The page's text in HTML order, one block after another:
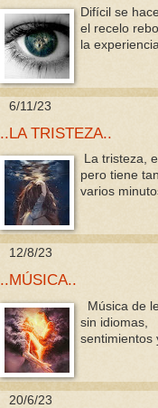
Difícil se
el recelo
la
6/11/23
..LA TRISTEZA..
La tristeza,
pero tiene
varios
12/8/23
..MÚSICA..
Música de
sin idiomas,
sentimientos
20/6/23